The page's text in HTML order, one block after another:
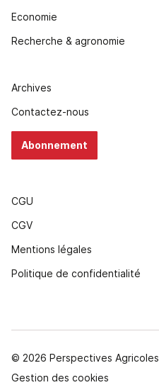
Economie
Recherche & agronomie
Archives
Contactez-nous
Abonnement
CGU
CGV
Mentions légales
Politique de confidentialité
© 2026 Perspectives Agricoles
Gestion des cookies